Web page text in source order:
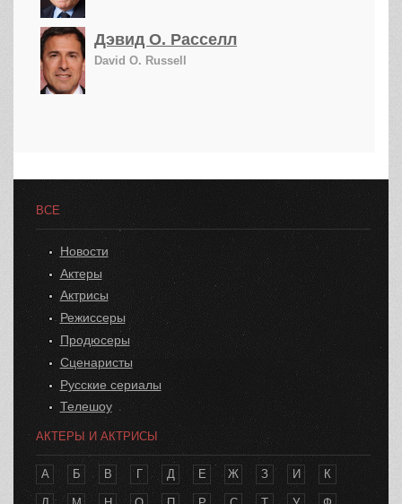
Дэвид О. Расселл
David O. Russell
ВСЕ
Новости
Актеры
Актрисы
Режиссеры
Продюсеры
Сценаристы
Русские сериалы
Телешоу
АКТЕРЫ И АКТРИСЫ
А Б В Г Д Е Ж З И К